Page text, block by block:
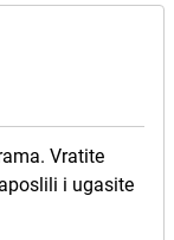
Vratite
i ugasite